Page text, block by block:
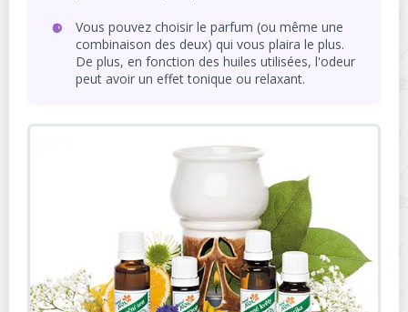
Vous pouvez choisir le parfum (ou même une
combinaison des deux) qui vous plaira le plus.
De plus, en fonction des huiles utilisées, l'odeur
peut avoir un effet tonique ou relaxant.